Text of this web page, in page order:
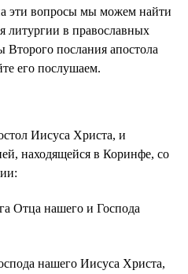
эти вопросы мы можем найти
литургии в православных
Второго послания апостола
его послушаем.
Иисуса Христа, и
находящейся в Коринфе, со
Отца нашего и Господа
нашего Иисуса Христа,